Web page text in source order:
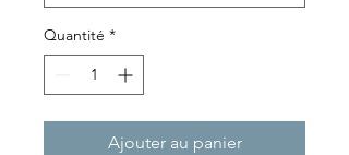
Quantité *
Ajouter au panier